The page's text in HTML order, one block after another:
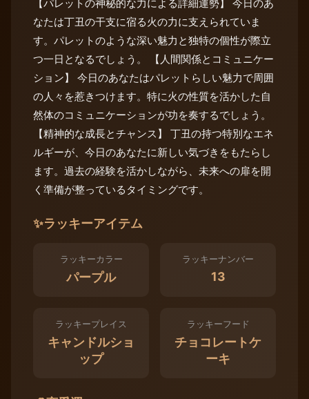
【パレットの神秘的な力による詳細運勢】 今日のあ
なたは丁丑の干支に宿る火の力に支えられていま
す。パレットのような深い魅力と独特の個性が際立
つ一日となるでしょう。 【人間関係とコミュニケー
ション】 今日のあなたはパレットらしい魅力で周囲
の人々を惹きつけます。特に火の性質を活かした自
然体のコミュニケーションが功を奏するでしょう。
【精神的な成長とチャンス】 丁丑の持つ特別なエネ
ルギーが、今日のあなたに新しい気づきをもたらし
ます。過去の経験を活かしながら、未来への扉を開
く準備が整っているタイミングです。
✨ラッキーアイテム
ラッキーカラー
パープル
ラッキーナンバー
13
ラッキープレイス
キャンドルショ
ップ
ラッキーフード
チョコレートケ
ーキ